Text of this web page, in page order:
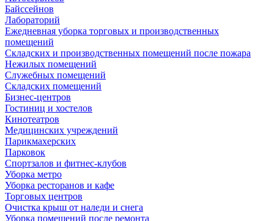
Байссейнов
Лабораторий
Ежедневная уборка торговых и производственных
помещений
Складских и производственных помещений после пожара
Нежилых помещений
Служебных помещений
Складских помещений
Бизнес-центров
Гостиниц и хостелов
Кинотеатров
Медицинских учреждений
Парикмахерских
Парковок
Спортзалов и фитнес-клубов
Уборка метро
Уборка ресторанов и кафе
Торговых центров
Очистка крыш от наледи и снега
Уборка помещений после ремонта